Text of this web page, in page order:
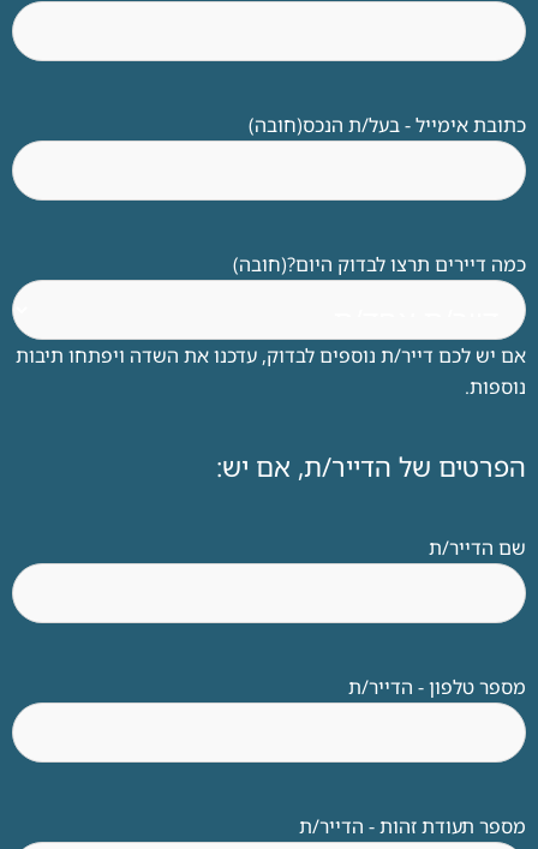
כתובת אימייל - בעל/ת הנכס(חובה)
כמה דיירים תרצו לבדוק היום?(חובה)
אם יש לכם דייר/ת נוספים לבדוק, עדכנו את השדה ויפתחו תיבות
נוספות.
הפרטים של הדייר/ת, אם יש:
שם הדייר/ת
מספר טלפון - הדייר/ת
מספר תעודת זהות - הדייר/ת